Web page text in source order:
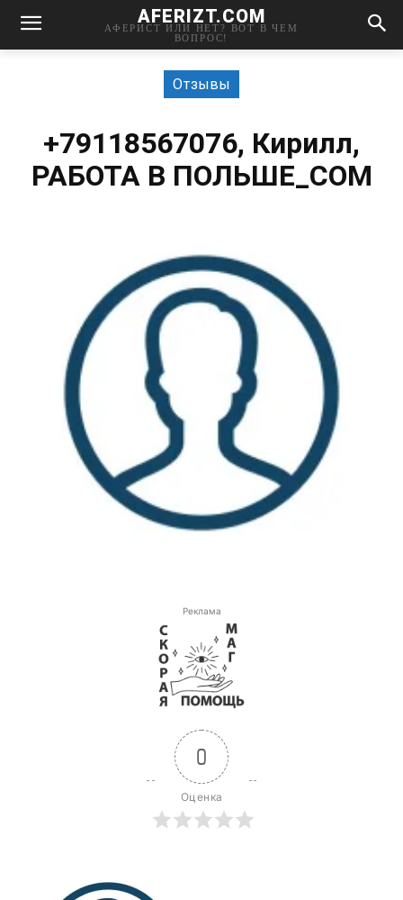
AFERIZT.COM
АФЕРИСТ ИЛИ НЕТ? ВОТ В ЧЕМ
ВОПРОС!
Отзывы
+79118567076, Кирилл,
РАБОТА В ПОЛЬШЕ_COM
Реклама
0
Оценка